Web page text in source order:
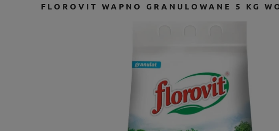
FLOROVIT WAPNO GRANULOWANE 5 KG